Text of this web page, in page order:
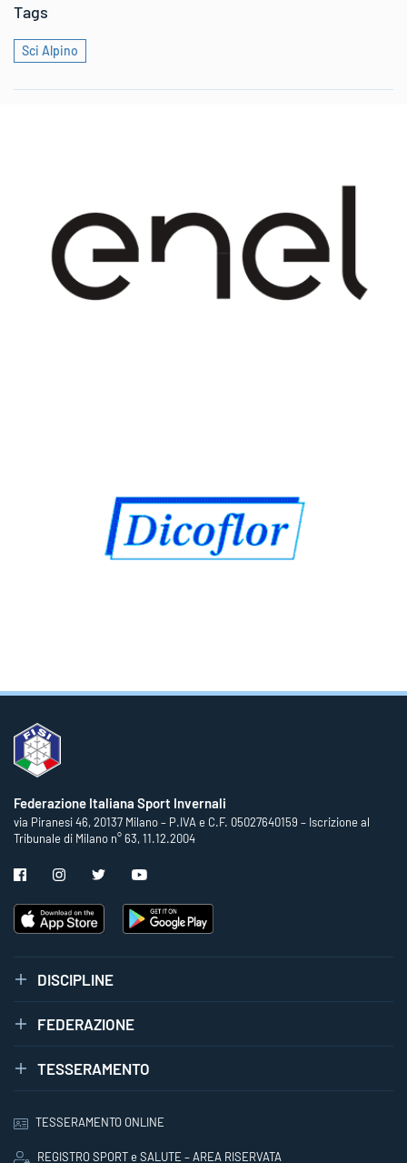
Tags
Sci Alpino
Federazione Italiana Sport Invernali
via Piranesi 46, 20137 Milano – P.IVA e C.F. 05027640159 – Iscrizione al
Tribunale di Milano n° 63, 11.12.2004
DISCIPLINE
FEDERAZIONE
TESSERAMENTO
TESSERAMENTO ONLINE
REGISTRO SPORT e SALUTE – AREA RISERVATA